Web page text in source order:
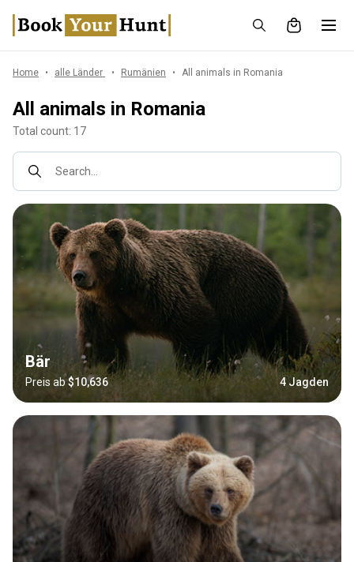
Home alle Länder Rumänien All animals in Romania
All animals in Romania
Total count: 17
Search...
Bär
Preis ab$10,636 4 Jagden